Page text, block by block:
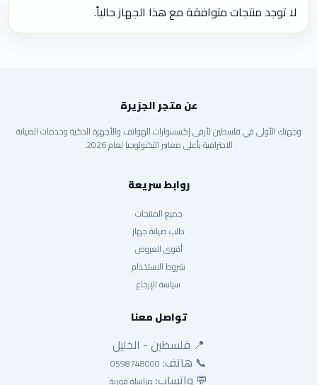
لا توجد منتجات متوافقة مع هذا الجهاز حالياً.
عن متجر الجزيرة
وجهتك الأولى في فلسطين لأرقى إكسسوارات الهواتف والأجهزة الذكية وخدمات الصيانة
الاحترافية بأعلى معايير التكنولوجيا لعام 2026.
روابط سريعة
جميع المنتجات
طلب صيانة جهاز
أقوى العروض
شروط الاستخدام
سياسة الإرجاع
تواصل معنا
📍 فلسطين - الخليل
📞 هاتف: 0598748000
💬 واتساب: مراسلة فورية